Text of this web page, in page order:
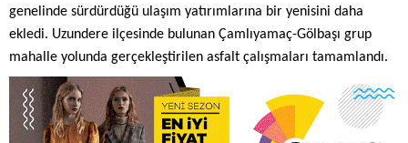
genelinde sürdürdüğü ulaşım yatırımlarına bir yenisini daha
ekledi. Uzundere ilçesinde bulunan Çamlıyamaç-Gölbaşı grup
mahalle yolunda gerçekleştirilen asfalt çalışmaları tamamlandı.